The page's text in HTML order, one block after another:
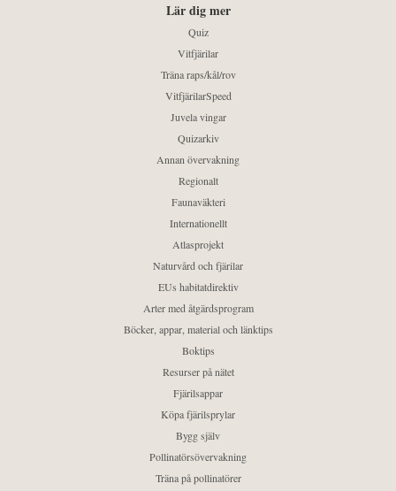
Lär dig mer
Quiz
Vitfjärilar
Träna raps/kål/rov
VitfjärilarSpeed
Juvela vingar
Quizarkiv
Annan övervakning
Regionalt
Faunaväkteri
Internationellt
Atlasprojekt
Naturvård och fjärilar
EUs habitatdirektiv
Arter med åtgärdsprogram
Böcker, appar, material och länktips
Boktips
Resurser på nätet
Fjärilsappar
Köpa fjärilsprylar
Bygg själv
Pollinatörsövervakning
Träna på pollinatörer